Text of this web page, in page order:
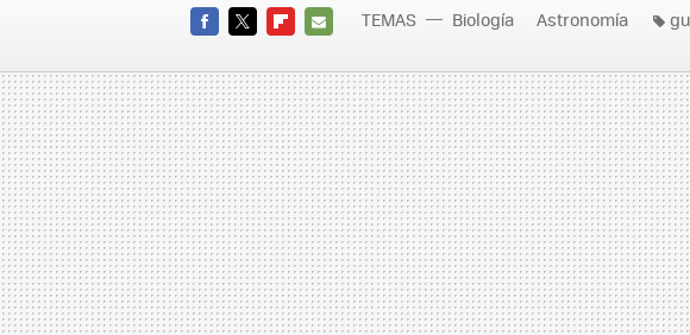
MAIL
TEMAS Biología Astronomía